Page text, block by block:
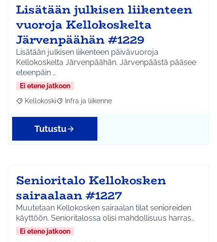
Lisätään julkisen liikenteen
vuoroja Kellokoskelta
Järvenpäähän #1229
Lisätään julkisen liikenteen päivävuoroja
Kellokoskelta Järvenpäähän. Järvenpäästä pääsee
eteenpäin …
Ei etene jatkoon
Rajaa tulokset aihepiirin mukaan: Kellokoski
Kellokoski Rajaa tulokset teeman mukaan: Infra ja liikenne
Infra ja liikenne
Tutustu
Senioritalo Kellokosken
sairaalaan #1227
Muutetaan Kellokosken sairaalan tilat senioreiden
käyttöön. Senioritalossa olisi mahdollisuus harras…
Ei etene jatkoon